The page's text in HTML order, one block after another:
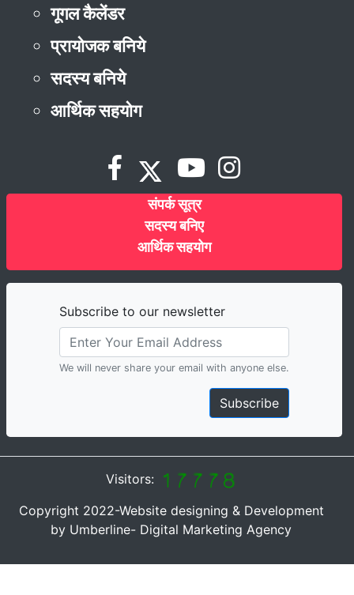
गूगल कैलेंडर
प्रायोजक बनिये
सदस्य बनिये
आर्थिक सहयोग
संपर्क सूत्र
सदस्य बनिए
आर्थिक सहयोग
Subscribe to our newsletter
We will never share your email with anyone else.
Subscribe
Visitors:
Copyright 2022-Website designing & Development
by Umberline- Digital Marketing Agency